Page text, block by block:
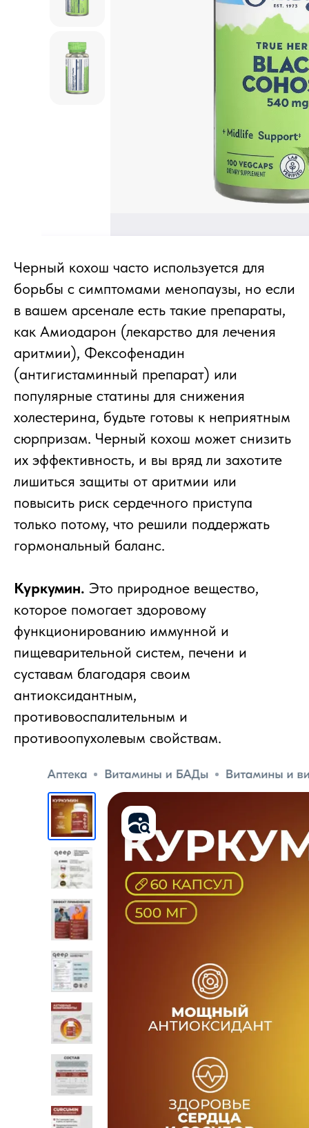
Черный кохош часто используется для
борьбы с симптомами менопаузы, но если
в вашем арсенале есть такие препараты,
как Амиодарон (лекарство для лечения
аритмии), Фексофенадин
(антигистаминный препарат) или
популярные статины для снижения
холестерина, будьте готовы к неприятным
сюрпризам. Черный кохош может снизить
их эффективность, и вы вряд ли захотите
лишиться защиты от аритмии или
повысить риск сердечного приступа
только потому, что решили поддержать
гормональный баланс.
Куркумин. Это природное вещество,
которое помогает здоровому
функционированию иммунной и
пищеварительной систем, печени и
суставам благодаря своим
антиоксидантным,
противовоспалительным и
противоопухолевым свойствам.